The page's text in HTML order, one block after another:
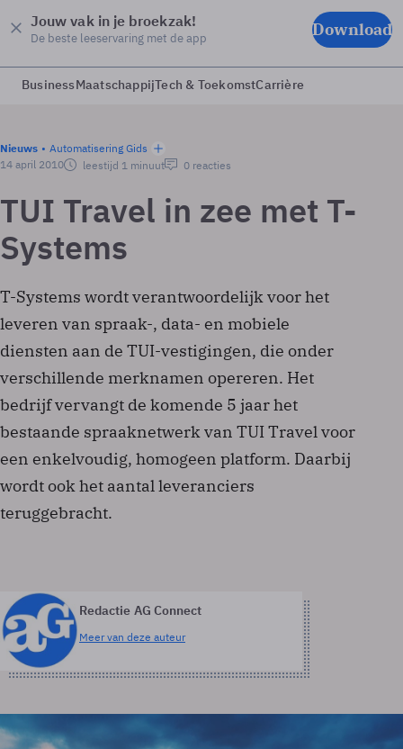
Jouw vak in je broekzak!
De beste leeservaring met de app Download
BusinessMaatschappijTech & ToekomstCarrière
Nieuws
Automatisering Gids
14 april 2010
leestijd 1 minuut 0 reacties
TUI Travel in zee met T-
Systems
T-Systems wordt verantwoordelijk voor het
leveren van spraak-, data- en mobiele
diensten aan de TUI-vestigingen, die onder
verschillende merknamen opereren. Het
bedrijf vervangt de komende 5 jaar het
bestaande spraaknetwerk van TUI Travel voor
een enkelvoudig, homogeen platform. Daarbij
wordt ook het aantal leveranciers
teruggebracht.
Redactie AG Connect
Meer van deze auteur